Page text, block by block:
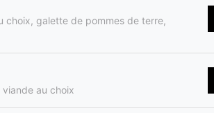
choix, galette de pommes de terre,
au choix